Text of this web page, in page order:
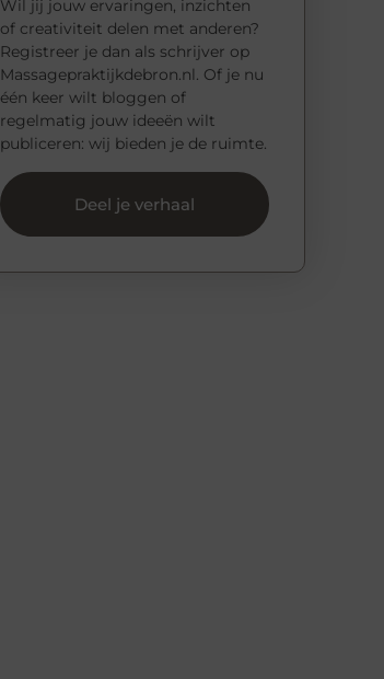
Wil jij jouw ervaringen, inzichten
of creativiteit delen met anderen?
Registreer je dan als schrijver op
Massagepraktijkdebron.nl. Of je nu
één keer wilt bloggen of
regelmatig jouw ideeën wilt
publiceren: wij bieden je de ruimte.
Deel je verhaal